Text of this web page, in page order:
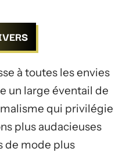
à toutes les envies
un large éventail de
qui privilégie
plus audacieuses
de mode plus